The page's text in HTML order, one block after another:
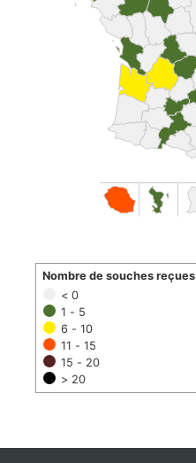
< 0
1 - 5
6 - 10
11 - 15
15 - 20
> 20
Nombre de souches reçues